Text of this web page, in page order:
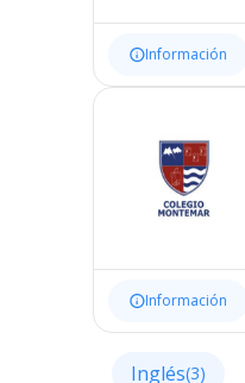
Información
Información
Inglés(3)